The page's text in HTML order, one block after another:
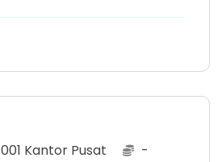
001 Kantor Pusat -